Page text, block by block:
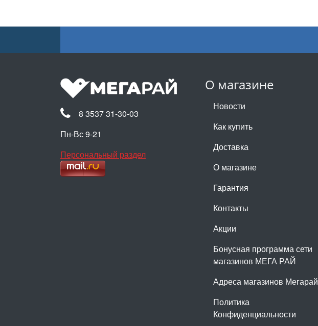
О магазине
Новости
Как купить
Доставка
О магазине
Гарантия
Контакты
Акции
Бонусная программа сети
магазинов МЕГА РАЙ
Адреса магазинов Мегарай
Политика
Конфиденциальности
8 3537 31-30-03
Пн-Вс 9-21
Персональный раздел